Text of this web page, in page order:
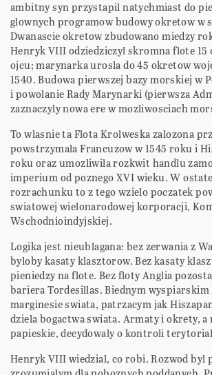
ambitny syn przystapil natychmiast do
glownych programow budowy okretow w
Dwanascie okretow zbudowano miedzy
Henryk VIII odziedziczyl skromna flote
ojcu; marynarka urosla do 45 okretow
1540. Budowa pierwszej bazy morskiej w
i powolanie Rady Marynarki (pierwsza
zaznaczyly nowa ere w mozliwosciach
To wlasnie ta Flota Krolweska zalozona
powstrzymala Francuzow w 1545 roku i
roku oraz umozliwila rozkwit handlu
imperium od poznego XVI wieku. W
rozrachunku to z tego wzielo poczatek
swiatowej wielonarodowej korporacji,
Wschodnioindyjskiej.
Logika jest nieublagana: bez zerwania z
byloby kasaty klasztorow. Bez kasaty
pieniedzy na flote. Bez floty Anglia
bariera Tordesillas. Biednym wyspiarskim
marginesie swiata, patrzacym jak
dziela bogactwa swiata. Armaty i okrety, a
papieskie, decydowaly o kontroli
Henryk VIII wiedzial, co robi. Rozwod byl